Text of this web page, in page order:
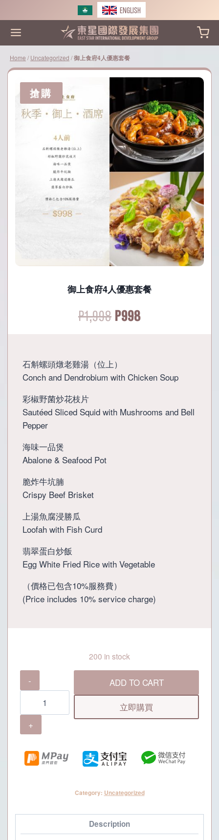
to
content
ENGLISH
Home / Uncategorized /御上食府4人優惠套餐
搶購
御上食府4人優惠套餐
P1,998 Original
was:
P1,998.
P998Current
P998.
石斛螺頭燉老雞湯（位上）
Conch and Dendrobium with Chicken Soup
彩椒野菌炒花枝片
Sautéed Sliced Squid with Mushrooms and Bell
Pepper
海味一品煲
Abalone & Seafood Pot
脆炸牛坑腩
Crispy Beef Brisket
上湯魚腐浸勝瓜
Loofah with Fish Curd
翡翠蛋白炒飯
Egg White Fried Rice with Vegetable
（價格已包含10%服務費）
(Price includes 10% service charge)
200 in stock
上
食
府
優
惠
ADD TO CART
立即購買
Category: Uncategorized
Description